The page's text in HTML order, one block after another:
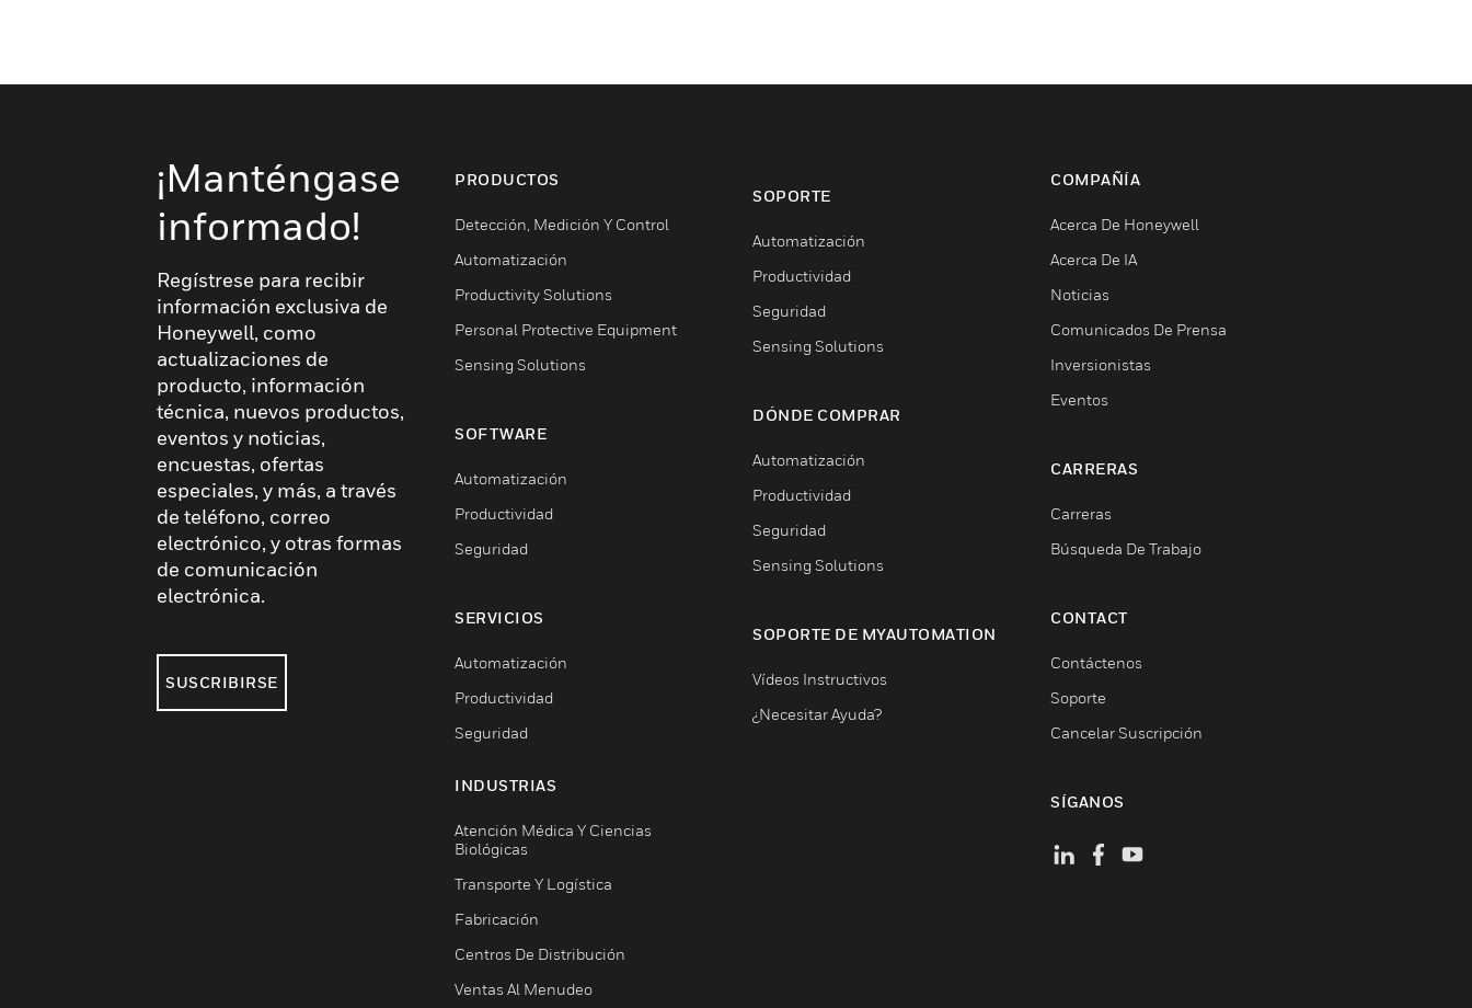
¡Manténgase
informado!
Regístrese para recibir
información exclusiva de
Honeywell, como
actualizaciones de
producto, información
técnica, nuevos productos,
eventos y noticias,
encuestas, ofertas
especiales, y más, a través
de teléfono, correo
electrónico, y otras formas
de comunicación
electrónica.
SUSCRIBIRSE
PRODUCTOS
Detección, Medición Y Control
Automatización
Productivity Solutions
Personal Protective Equipment
Sensing Solutions
SOFTWARE
Automatización
Productividad
Seguridad
SERVICIOS
Automatización
Productividad
Seguridad
INDUSTRIAS
Atención Médica Y Ciencias
Biológicas
Transporte Y Logística
Fabricación
Centros De Distribución
Ventas Al Menudeo
SOPORTE
Automatización
Productividad
Seguridad
Sensing Solutions
DÓNDE COMPRAR
Automatización
Productividad
Seguridad
Sensing Solutions
SOPORTE DE MYAUTOMATION
Vídeos Instructivos
¿Necesitar Ayuda?
COMPAÑÍA
Acerca De Honeywell
Acerca De IA
Noticias
Comunicados De Prensa
Inversionistas
Eventos
CARRERAS
Carreras
Búsqueda De Trabajo
CONTACT
Contáctenos
Soporte
Cancelar Suscripción
SÍGANOS